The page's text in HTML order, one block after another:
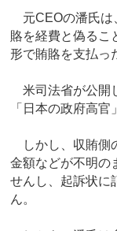
元CEOの潘氏は
賂を経費と偽るこ
形で賄賂を支払っ
米司法省が公開
「日本の政府高
しかし、収賄側
金額などが不明の
せんし、起訴状に
ん。